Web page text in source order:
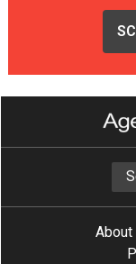
About